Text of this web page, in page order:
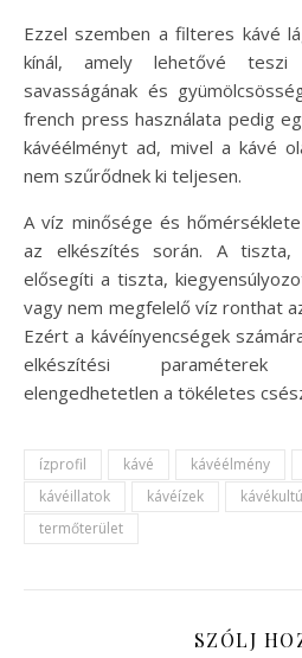
Ezzel szemben a filteres kávé
kínál, amely lehetővé
savasságának és
french press használata pedig
kávéélményt ad, mivel a kávé
nem szűrődnek ki teljesen.
A víz minősége és
az elkészítés során. A tiszta,
elősegíti a tiszta,
vagy nem megfelelő víz ronthat
Ezért a kávéínyencségek
elkészítési
elengedhetetlen a tökéletes
ízprofil kávé kávéélmény
kávéillatok
kávéízek
termőterület
SZÓLJ